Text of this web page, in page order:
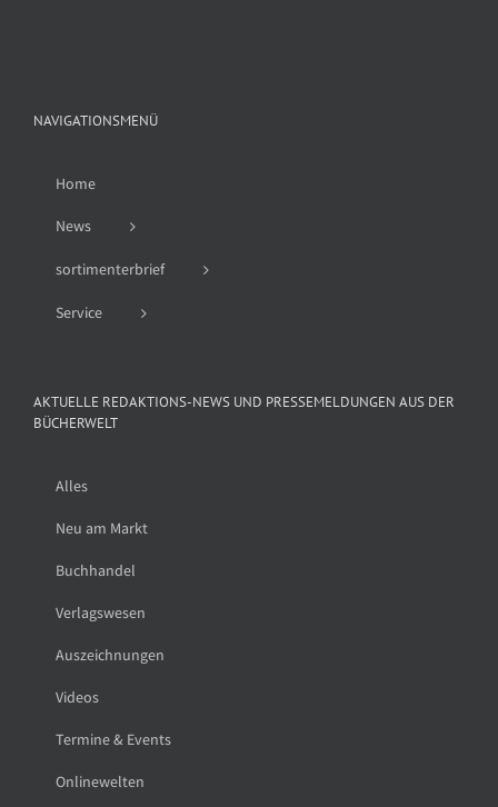
NAVIGATIONSMENÜ
Home
News
sortimenterbrief
Service
AKTUELLE REDAKTIONS-NEWS UND PRESSEMELDUNGEN AUS DER
BÜCHERWELT
Alles
Neu am Markt
Buchhandel
Verlagswesen
Auszeichnungen
Videos
Termine & Events
Onlinewelten